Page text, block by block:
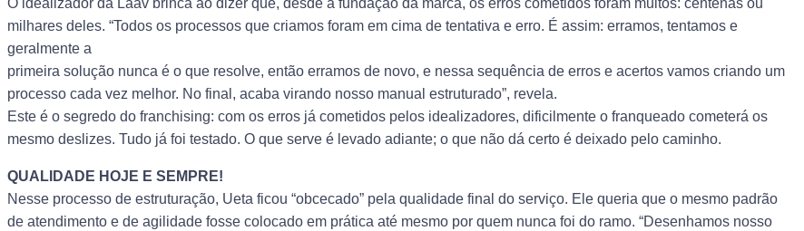
O idealizador da Laav brinca ao dizer que, desde a fundação da marca, os erros cometidos foram muitos: centenas ou
milhares deles. “Todos os processos que criamos foram em cima de tentativa e erro. É assim: erramos, tentamos e
geralmente a
primeira solução nunca é o que resolve, então erramos de novo, e nessa sequência de erros e acertos vamos criando um
processo cada vez melhor. No final, acaba virando nosso manual estruturado”, revela.
Este é o segredo do franchising: com os erros já cometidos pelos idealizadores, dificilmente o franqueado cometerá os
mesmo deslizes. Tudo já foi testado. O que serve é levado adiante; o que não dá certo é deixado pelo caminho.
QUALIDADE HOJE E SEMPRE!
Nesse processo de estruturação, Ueta ficou “obcecado” pela qualidade final do serviço. Ele queria que o mesmo padrão
de atendimento e de agilidade fosse colocado em prática até mesmo por quem nunca foi do ramo. “Desenhamos nosso